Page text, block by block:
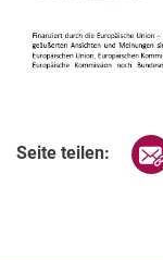
Seite teilen: